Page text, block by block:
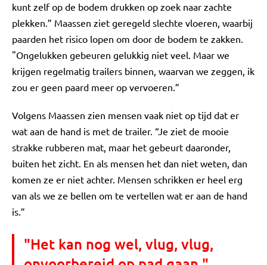
kunt zelf op de bodem drukken op zoek naar zachte
plekken.” Maassen ziet geregeld slechte vloeren, waarbij
paarden het risico lopen om door de bodem te zakken.
"Ongelukken gebeuren gelukkig niet veel. Maar we
krijgen regelmatig trailers binnen, waarvan we zeggen, ik
zou er geen paard meer op vervoeren.”
Volgens Maassen zien mensen vaak niet op tijd dat er
wat aan de hand is met de trailer. “Je ziet de mooie
strakke rubberen mat, maar het gebeurt daaronder,
buiten het zicht. En als mensen het dan niet weten, dan
komen ze er niet achter. Mensen schrikken er heel erg
van als we ze bellen om te vertellen wat er aan de hand
is.”
"Het kan nog wel, vlug, vlug,